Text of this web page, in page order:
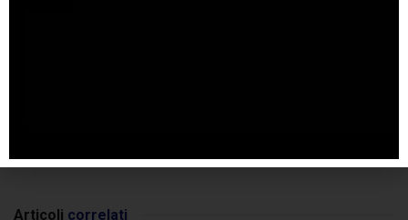
SPONSORIZZATO DA ADSENSE
Articoli correlati